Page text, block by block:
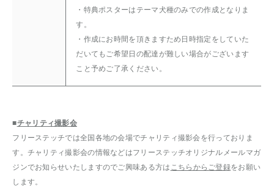
・特典ポスターはテーマ犬種のみでの作成となりま
す。
・作成にお時間を頂きますため日時指定をしていた
だいてもご希望日の配達が難しい場合がございます
こと予めご了承ください。
■チャリティ撮影会
フリーステッチでは全国各地の会場でチャリティ撮影会を行っておりま
す。チャリティ撮影会の情報などはフリーステッチオリジナルメールマガ
ジンでお知らせいたしますのでご興味ある方は こちらからご登録をお願い
します。